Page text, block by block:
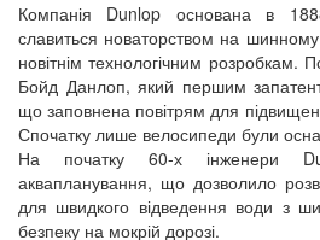
Компанія Dunlop основана в
славиться новаторством на
новітнім технологічним розробкам.
Бойд Данлоп, який першим
що заповнена повітрям для
Спочатку лише велосипеди були
На початку 60-х інженери
аквапланування, що дозволило
для швидкого відведення води з
безпеку на мокрій дорозі.